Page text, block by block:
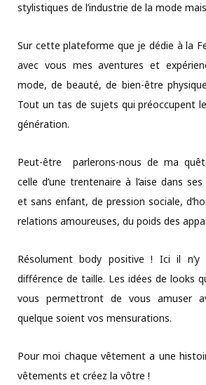
stylistiques de l’industrie de la mode
Sur cette plateforme que je dédie à la
avec vous mes aventures et
mode, de beauté, de bien-être
Tout un tas de sujets qui préoccupent
génération.
Peut-être parlerons-nous de ma
celle d’une trentenaire à l’aise dans
et sans enfant, de pression sociale,
relations amoureuses, du poids des
Résolument body positive ! Ici il n’y
différence de taille. Les idées de looks
vous permettront de vous amuser
quelque soient vos mensurations.
Pour moi chaque vêtement a une
vêtements et créez la vôtre !